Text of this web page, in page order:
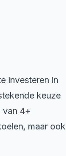
investeren in
keuze
van 4+
maar ook